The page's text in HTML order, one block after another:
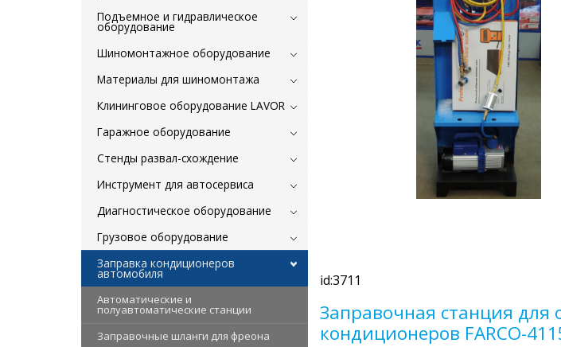
Подъемное и гидравлическое
оборудование
Шиномонтажное оборудование
Материалы для шиномонтажа
Клининговое оборудование LAVOR
Гаражное оборудование
Стенды развал-схождение
Инструмент для автосервиса
Диагностическое оборудование
Грузовое оборудование
Заправка кондиционеров
автомобиля
Автоматические и
полуавтоматические станции
Заправочные шланги для фреона
id:3711
Заправочная станция
кондиционеров FARCO-